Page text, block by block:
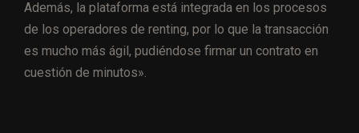
Además, la plataforma está integrada en los procesos
de los operadores de renting, por lo que la transacción
es mucho más ágil, pudiéndose firmar un contrato en
cuestión de minutos».